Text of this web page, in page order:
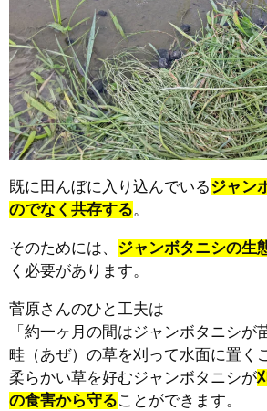
既に田んぼに入り込んでいるジャン
のでなく共存する。
そのためには、 ジャンボタニシの生
く必要があります。
菅原さんのひと工夫は
「約一ヶ月の間はジャンボタニシが
畦（あぜ）の草を刈って水面に置く
柔らかい草を好むジャンボタニシが
の食害から守ることができます。